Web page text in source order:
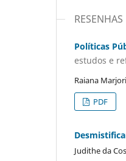
RESENHAS
Políticas
estudos e
Raiana
PDF
Judithe da